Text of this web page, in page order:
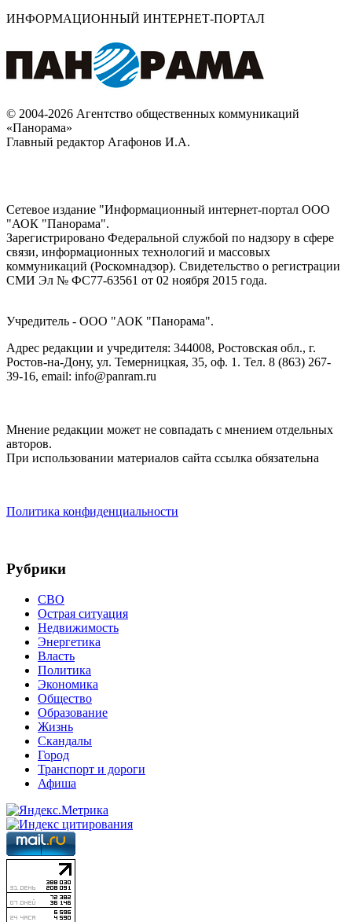
ИНФОРМАЦИОННЫЙ ИНТЕРНЕТ-ПОРТАЛ
© 2004-2026 Агентство общественных коммуникаций
«Панорама»
Главный редактор Агафонов И.А.
Сетевое издание "Информационный интернет-портал ООО
"АОК "Панорама".
Зарегистрировано Федеральной службой по надзору в сфере
связи, информационных технологий и массовых
коммуникаций (Роскомнадзор). Cвидетельство о регистрации
СМИ Эл № ФС77-63561 от 02 ноября 2015 года.
Учредитель - ООО "АОК "Панорама".
Адрес редакции и учредителя: 344008, Ростовская обл., г.
Ростов-на-Дону, ул. Темерницкая, 35, оф. 1. Тел. 8 (863) 267-
39-16, email: info@panram.ru
Мнение редакции может не совпадать с мнением отдельных
авторов.
При использовании материалов сайта ссылка обязательна
Политика конфиденциальности
Рубрики
СВО
Острая ситуация
Недвижимость
Энергетика
Власть
Политика
Экономика
Общество
Образование
Жизнь
Скандалы
Город
Транспорт и дороги
Афиша